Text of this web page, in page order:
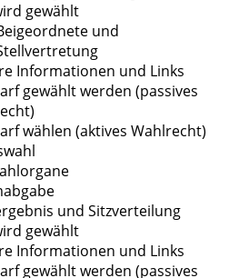
gewählt
und
Informationen und Links
gewählt werden (passives
wählen (aktives Wahlrecht)
und Sitzverteilung
gewählt
Informationen und Links
gewählt werden (passives